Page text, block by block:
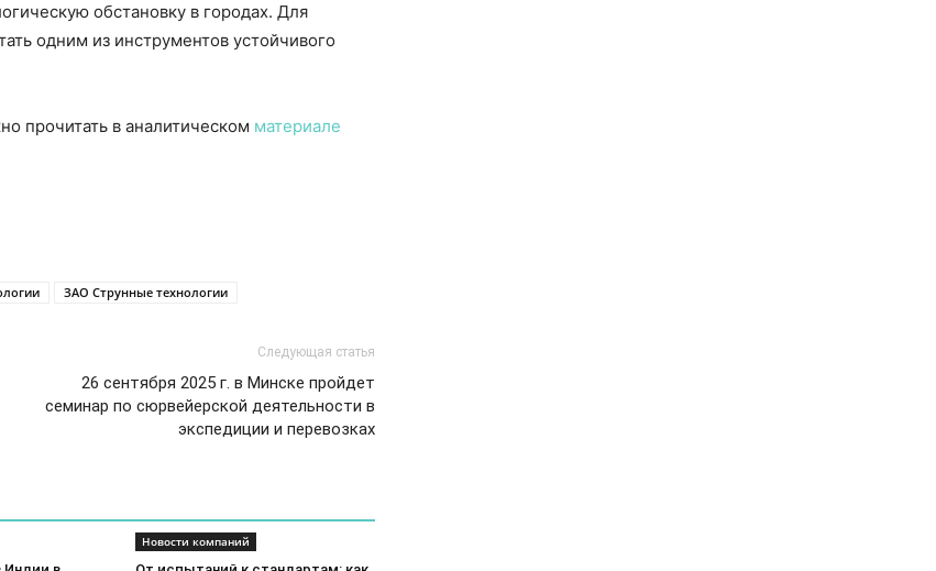
обстановку в городах. Для
одним из инструментов устойчивого
прочитать в аналитическом материале
ЗАО Струнные технологии
Следующая статья
26 сентября 2025 г. в Минске пройдет
семинар по сюрвейерской деятельности в
экспедиции и перевозках
Новости компаний